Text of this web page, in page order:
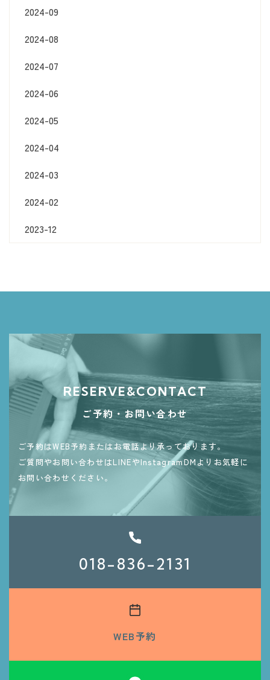
2024-09
2024-08
2024-07
2024-06
2024-05
2024-04
2024-03
2024-02
2023-12
RESERVE&CONTACT
ご予約・お問い合わせ
ご予約はWEB予約またはお電話より承っております。
ご質問やお問い合わせはLINEやInstagramDMよりお気軽に
お問い合わせください。
018-836-2131
WEB予約